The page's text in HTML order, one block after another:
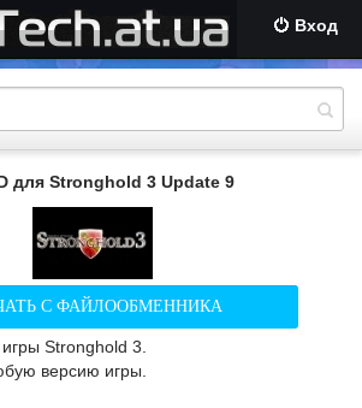
Вход
для Stronghold 3 Update 9
С ФАЙЛООБМЕННИКА
Stronghold 3.
версию игры.